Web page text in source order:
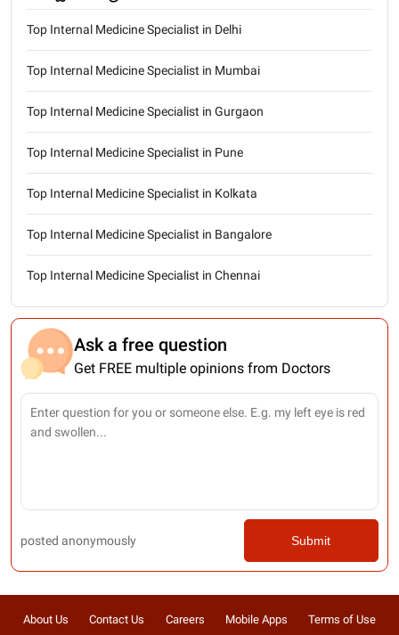
Top Internal Medicine Specialist in Delhi
Top Internal Medicine Specialist in Mumbai
Top Internal Medicine Specialist in Gurgaon
Top Internal Medicine Specialist in Pune
Top Internal Medicine Specialist in Kolkata
Top Internal Medicine Specialist in Bangalore
Top Internal Medicine Specialist in Chennai
Ask a free question
Get FREE multiple opinions from Doctors
posted anonymously Submit
About Us Contact Us Careers Mobile Apps Terms of Use